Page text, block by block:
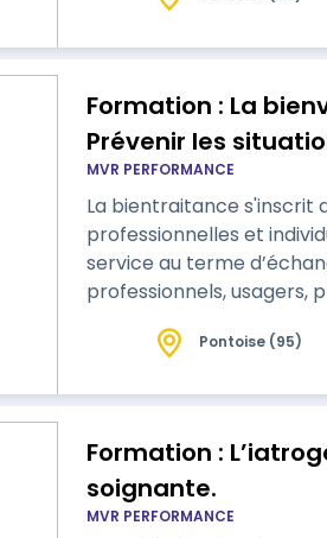
Formation : La
Prévenir les
MVR PERFORMANCE
La bientraitance s'inscrit
professionnelles et individuelles des
service au terme
professionnels, usagers, proches,
les dernièresPontoise (95)
Formation :
soignante.
MVR PERFORMANCE